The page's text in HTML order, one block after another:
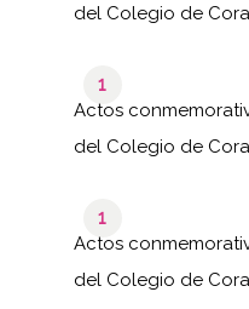
del Colegio de
1
Actos
del Colegio de
1
Actos
del Colegio de